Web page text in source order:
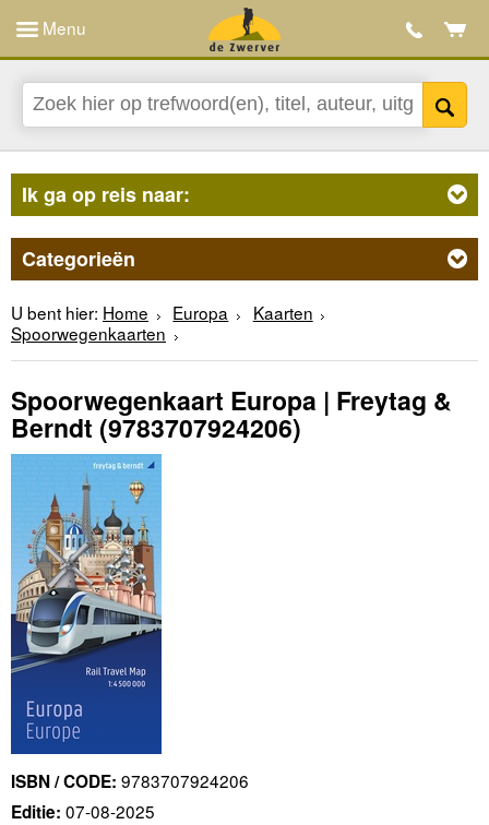
Menu
Ik ga op reis naar:
Categorieën
U bent hier: Home Europa
Kaarten
Spoorwegenkaarten
Spoorwegenkaart Europa | Freytag &
Berndt (9783707924206)
ISBN / CODE: 9783707924206
Editie: 07-08-2025